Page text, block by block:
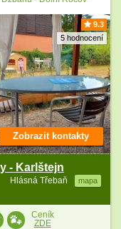
9.3
5 hodnocení
- Karlštejn
Hlásná Třebaň mapa
Zobrazit kontakty
Ceník
ZDE